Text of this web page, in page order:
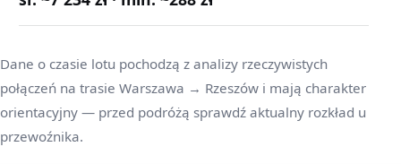
Dane o czasie lotu pochodzą z analizy rzeczywistych
połączeń na trasie Warszawa → Rzeszów i mają charakter
orientacyjny — przed podróżą sprawdź aktualny rozkład u
przewoźnika.